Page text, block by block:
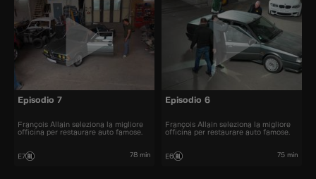
Episodio 7
François Allain seleziona la migliore
officina per restaurare auto famose.
E7 78 min
Episodio 6
François Allain seleziona la migliore
officina per restaurare auto famose.
E6 75 min